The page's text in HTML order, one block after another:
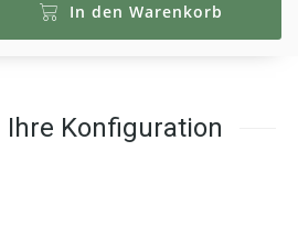
In den Warenkorb
Ihre Konfiguration